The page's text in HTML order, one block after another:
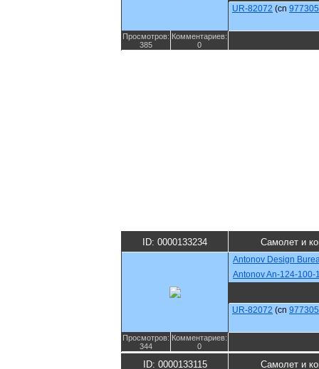
UR-82072 (cn
Просмотров:
385
Комментариев:
0
ID: 0000133234 Самолет и
Antonov Design
Antonov An-124-100-
UR-82072 (cn
Просмотров:
344
Комментариев:
0
ID: 0000133115 Самолет и